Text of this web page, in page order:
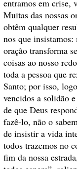
entramos em crise,
Muitas das nossas
obtêm qualquer
nos que
oração transforma
coisas ao nosso
toda a pessoa que
Santo; por isso,
vencidos a solidão
de que Deus
fazê-lo, não o
de insistir a vida
todos trazemos no
fim da nossa